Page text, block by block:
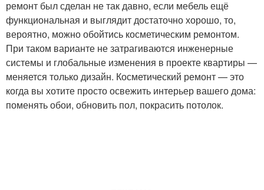
Квартиры с нуля Пошаговый ремонт
Старая квартира Поэтапный ремонт
ремонт был сделан не так давно, если мебель ещё
функциональная и выглядит достаточно хорошо, то,
вероятно, можно обойтись косметическим ремонтом.
При таком варианте не затрагиваются инженерные
системы и глобальные изменения в проекте квартиры —
меняется только дизайн. Косметический ремонт — это
когда вы хотите просто освежить интерьер вашего дома:
поменять обои, обновить пол, покрасить потолок.